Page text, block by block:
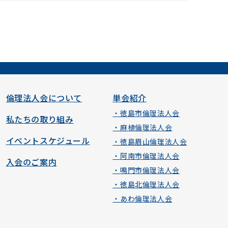
倫理法人会について
私たちの取り組み
イベントスケジュール
入会のご案内
単会紹介
・徳島市倫理法人会
・麻植倫理法人会
・徳島眉山倫理法人会
・阿南市倫理法人会
・鳴門市倫理法人会
・徳島北倫理法人会
・あわ倫理法人会